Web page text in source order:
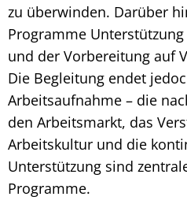
zu überwinden. Darüber
Programme
und der Vorbereitung auf
Die Begleitung endet
Arbeitsaufnahme – die
den Arbeitsmarkt, das
Arbeitskultur und die
Unterstützung sind
Programme.